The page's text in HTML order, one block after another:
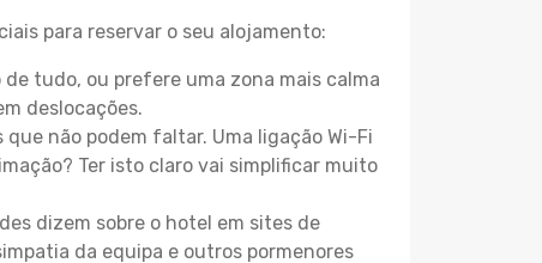
para reservar o seu alojamento:
tudo, ou prefere uma zona mais calma
deslocações.
não podem faltar. Uma ligação Wi-Fi
Ter isto claro vai simplificar muito
dizem sobre o hotel em sites de
da equipa e outros pormenores